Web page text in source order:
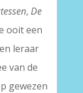
, De
ooit een
leraar
van de
gewezen